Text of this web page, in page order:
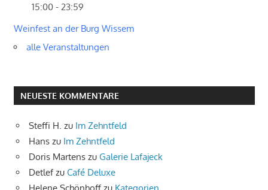
15:00 - 23:59
Weinfest an der Burg Wissem
alle Veranstaltungen
NEUESTE KOMMENTARE
Steffi H. zu Im Zehntfeld
Hans zu Im Zehntfeld
Doris Martens zu Galerie Lafajeck
Detlefzu Café Deluxe